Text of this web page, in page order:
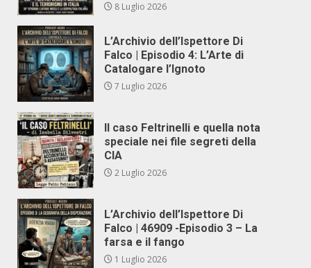
8 Luglio 2026
L’Archivio dell’Ispettore Di
Falco | Episodio 4: L’Arte di
Catalogare l’Ignoto
7 Luglio 2026
Il caso Feltrinelli e quella nota
speciale nei file segreti della
CIA
2 Luglio 2026
L’Archivio dell’Ispettore Di
Falco | 46909 -Episodio 3 – La
farsa e il fango
1 Luglio 2026